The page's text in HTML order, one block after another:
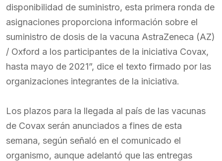
disponibilidad de suministro, esta primera ronda de
asignaciones proporciona información sobre el
suministro de dosis de la vacuna AstraZeneca (AZ)
/ Oxford a los participantes de la iniciativa Covax,
hasta mayo de 2021”, dice el texto firmado por las
organizaciones integrantes de la iniciativa.
Los plazos para la llegada al país de las vacunas
de Covax serán anunciados a fines de esta
semana, según señaló en el comunicado el
organismo, aunque adelantó que las entregas